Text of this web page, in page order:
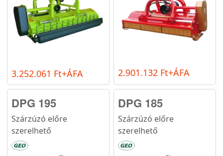
3.252.061 Ft+ÁFA 2.901.132 Ft+ÁFA
DPG 195
Szárzúzó előre
szerelhető
DPG 185
Szárzúzó előre
szerelhető